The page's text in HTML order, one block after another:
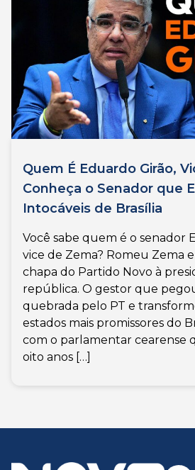
Quem É Eduardo Girão,
Conheça o Senador que
Intocáveis de Brasília
Você sabe quem é o senador
vice de Zema? Romeu Zema
chapa do Partido Novo à
república. O gestor que
quebrada pelo PT e
estados mais promissores do
com o parlamentar cearense
oito anos […]